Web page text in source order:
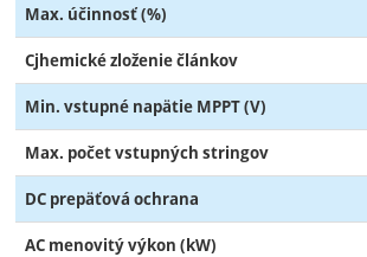
Max. účinnosť (%)
Cjhemické zloženie článkov
Min. vstupné napätie MPPT (V)
Max. počet vstupných stringov
DC prepäťová ochrana
AC menovitý výkon (kW)